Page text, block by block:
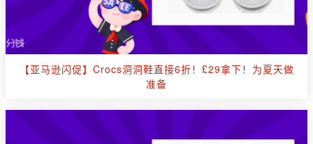
【亚马逊闪促】Crocs洞洞鞋直接6折！£29拿下！为夏天做
准备